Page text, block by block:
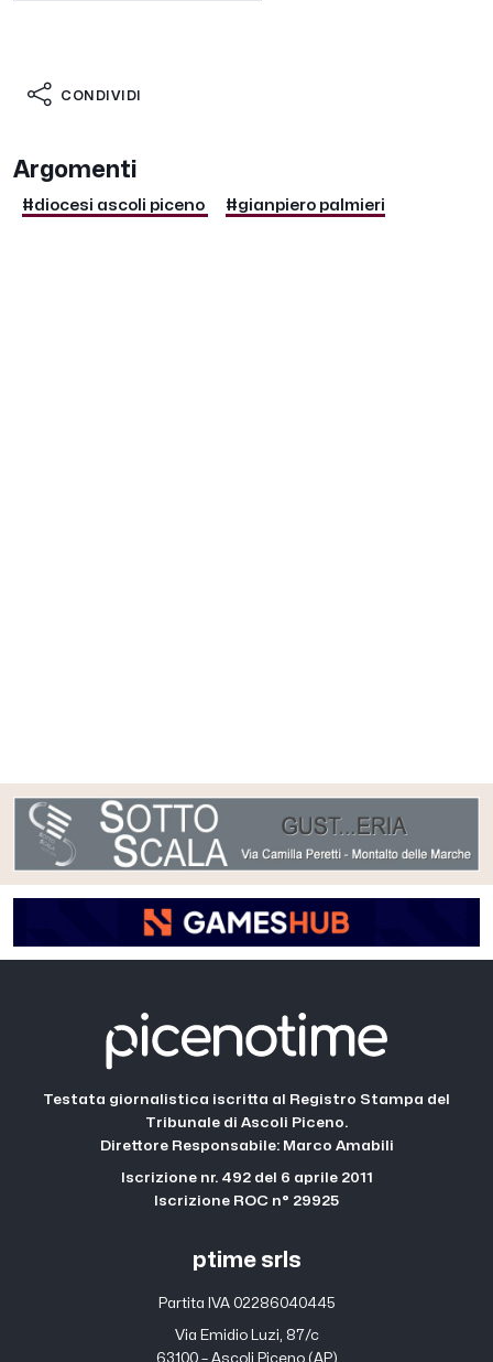
CONDIVIDI
Argomenti
#diocesi ascoli piceno #gianpiero palmieri
Testata giornalistica iscritta al Registro Stampa del
Tribunale di Ascoli Piceno.
Direttore Responsabile: Marco Amabili
Iscrizione nr. 492 del 6 aprile 2011
Iscrizione ROC n° 29925
ptime srls
Partita IVA 02286040445
Via Emidio Luzi, 87/c
63100 – Ascoli Piceno (AP)